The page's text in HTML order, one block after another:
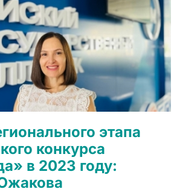
этапа
конкурса
в 2023 году: